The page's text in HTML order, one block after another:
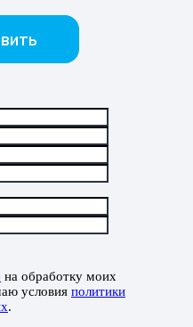
на обработку моих
условия политики
.